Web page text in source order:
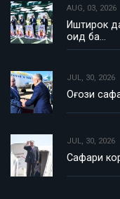
AUG, 03, 2026
Иштирок
оид ба…
JUL, 30, 2026
Оғози
JUL, 30, 2026
Сафари